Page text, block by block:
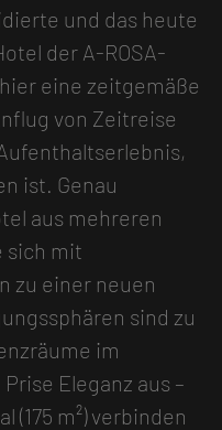
und das heute
der A-ROSA-
eine zeitgemäße
von Zeitreise
ist. Genau
aus mehreren
sich mit
zu einer neuen
sind zu
im
Eleganz aus –
(175 m²) verbinden